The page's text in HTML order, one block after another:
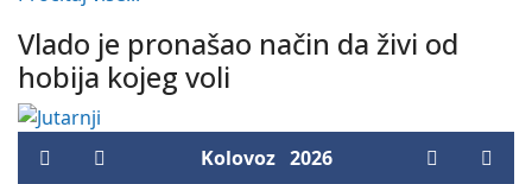
Vlado je pronašao način da živi od
hobija kojeg voli
Kolovoz 2026